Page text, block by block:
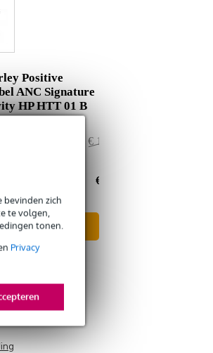
bevinden zich
te volgen,
tonen.
Privacy
Positive
ANC Signature
HP HTT 01 B
€ 148,90
€ 148,-
winkelwagen